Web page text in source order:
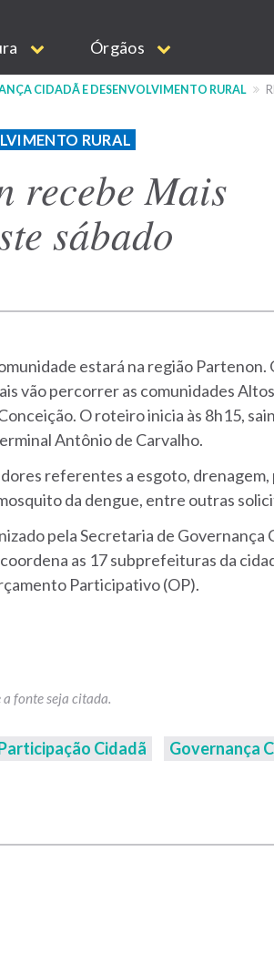
Órgãos
CIDADÃ E DESENVOLVIMENTO RURAL
RURAL
recebe Mais
sábado
estará na região
vão percorrer as comunidades Altos
O roteiro inicia às 8h15,
Antônio de Carvalho.
referentes a esgoto,
da dengue, entre outras
pela Secretaria de Governança
as 17 subprefeituras da
Participativo (OP).
Cidadã Governança